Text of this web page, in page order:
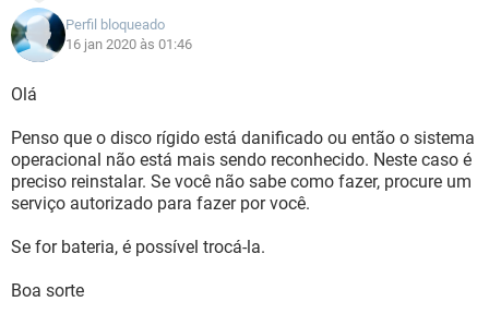
Perfil bloqueado
16 jan 2020 às 01:46
Olá
Penso que o disco rígido está danificado ou então o sistema
operacional não está mais sendo reconhecido. Neste caso é
preciso reinstalar. Se você não sabe como fazer, procure um
serviço autorizado para fazer por você.
Se for bateria, é possível trocá-la.
Boa sorte